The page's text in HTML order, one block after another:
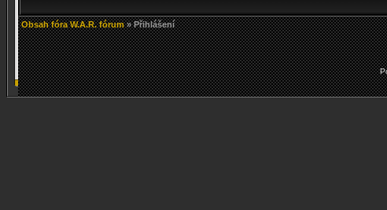
Obsah fóra W.A.R. fórum» Přihlášení